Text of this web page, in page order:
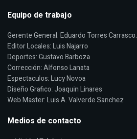
Equipo de trabajo
Gerente General: Eduardo Torres Carrasco.
Editor Locales: Luis Najarro
Deportes: Gustavo Barboza
Corrección: Alfonso Lanata
Espectaculos: Lucy Novoa
Diseño Grafico: Joaquin Linares
Web Master: Luis A. Valverde Sanchez
Medios de contacto